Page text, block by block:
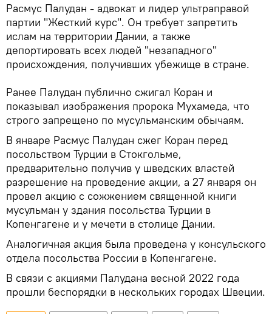
Расмус Палудан - адвокат и лидер ультраправой
партии "Жесткий курс". Он требует запретить
ислам на территории Дании, а также
депортировать всех людей "незападного"
происхождения, получивших убежище в стране.
Ранее Палудан публично сжигал Коран и
показывал изображения пророка Мухамеда, что
строго запрещено по мусульманским обычаям.
В январе Расмус Палудан сжег Коран перед
посольством Турции в Стокгольме,
предварительно получив у шведских властей
разрешение на проведение акции, а 27 января он
провел акцию с сожжением священной книги
мусульман у здания посольства Турции в
Копенгагене и у мечети в столице Дании.
Аналогичная акция была проведена у консульского
отдела посольства России в Копенгагене.
В связи с акциями Палудана весной 2022 года
прошли беспорядки в нескольких городах Швеции.